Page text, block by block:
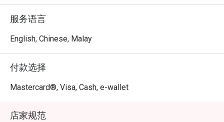
🍽️ 精选推荐
・Momo (鸡腿肉) | 烤至恰到好处的鸡腿肉串，口感鲜嫩多
汁，仅以薄盐简单调味，更能凸显食材原味。
独门日式甜咸酱汁，风味浓郁。
・Butabara (猪五花) | 烤得外层香脆、入口即化的猪五花
串，带着迷人的炭烧焦香。
鲜嫩多汁。
服务语言
English, Chinese, Malay
付款选择
Mastercard®, Visa, Cash, e-wallet
店家规范